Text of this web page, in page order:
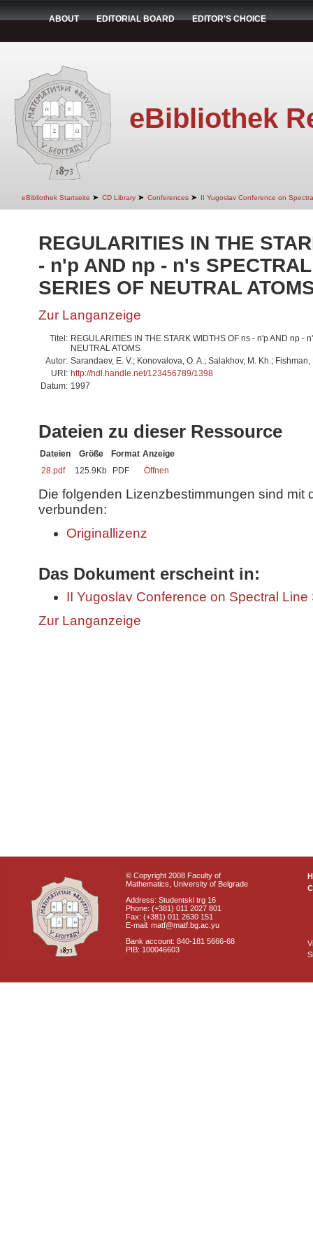
ABOUT EDITORIAL BOARD EDITOR'S CHOICE
eBibliothek
eBibliothek Startseite ➤ CD Library ➤ Conferences ➤ II Yugoslav Conference on
REGULARITIES IN THE
- n'p AND np - n's
SERIES OF NEUTRAL
Zur Langanzeige
Titel: REGULARITIES IN THE STARK WIDTHS OF ns - n'p AND np -
NEUTRAL ATOMS
Autor: Sarandaev, E. V.; Konovalova, O. A.; Salakhov, M. Kh.; Fishman,
URI: http://hdl.handle.net/123456789/1398
Datum: 1997
Dateien zu dieser Ressource
Dateien Größe Format Anzeige
28.pdf
125.9Kb PDF Öffnen
Die folgenden Lizenzbestimmungen sind mit
verbunden:
Originallizenz
Das Dokument erscheint in:
II Yugoslav Conference on Spectral Line
Zur Langanzeige
© Copyright 2008 Faculty of
Mathematics, University of Belgrade
Address: Studentski trg 16
Phone: (+381) 011 2027 801
Fax: (+381) 011 2630 151
E-mail: matf@matf.bg.ac.yu
Bank account: 840-181 5666-68
PIB: 100046603